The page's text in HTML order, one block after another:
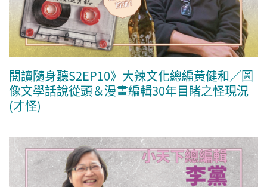
閱讀隨身聽S2EP10》大辣文化總編黃健和／圖
像文學話說從頭＆漫畫編輯30年目睹之怪現況
(才怪)